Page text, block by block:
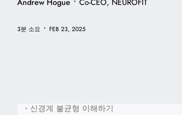
Andrew Hogue Co-CEO, NEUROFIT
3분 소요 • FEB 23, 2025
• 신경계 불균형 이해하기